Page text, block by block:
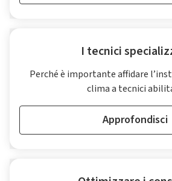
I tecnici
Perché è importante affidare
clima a tecnici
Approfondisci